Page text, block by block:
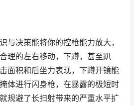
与决策能将你的控枪能力放大，
理的左右移动，下蹲，甚至趴
面积和后坐力表现，下蹲开镜能
体进行闪身枪，在暴露的极短时
规避了长扫射带来的严重水平扩